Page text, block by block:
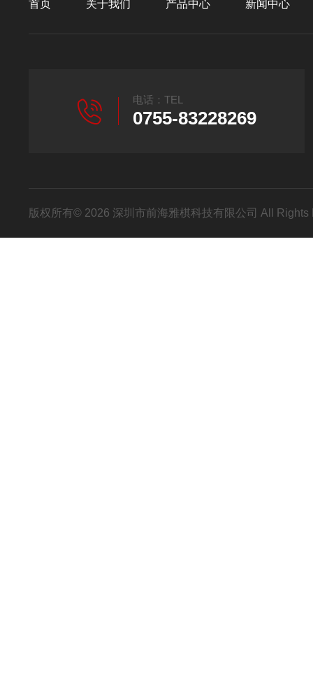
首页 关于我们 产品中心 新闻中心
电话：TEL
0755-83228269
版权所有© 2026 深圳市前海雅棋科技有限公司 All